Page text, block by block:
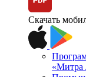
Скачать
«Митра